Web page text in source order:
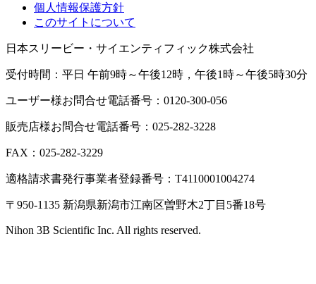
個人情報保護方針
このサイトについて
日本スリービー・サイエンティフィック株式会社
受付時間：平日 午前9時～午後12時，午後1時～午後5時30分
ユーザー様お問合せ電話番号：0120-300-056
販売店様お問合せ電話番号：025-282-3228
FAX：025-282-3229
適格請求書発行事業者登録番号：T4110001004274
〒950-1135 新潟県新潟市江南区曽野木2丁目5番18号
Nihon 3B Scientific Inc. All rights reserved.